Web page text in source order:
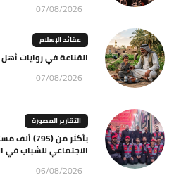
07/08/2026
عقائد الإسلام
القناعة في روايات
07/08/2026
التقارير المصورة
بأكثر من
الاجتماعي للشباب في
06/08/2026